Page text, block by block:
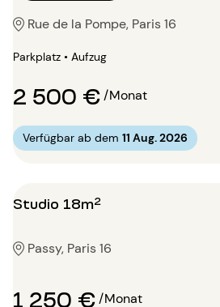
Rue de la Pompe, Paris 16
Parkplatz • Aufzug
2 500 €/Monat
Verfügbar ab dem 11 Aug. 2026
Studio 18m²
Passy, Paris 16
1 250 €/Monat